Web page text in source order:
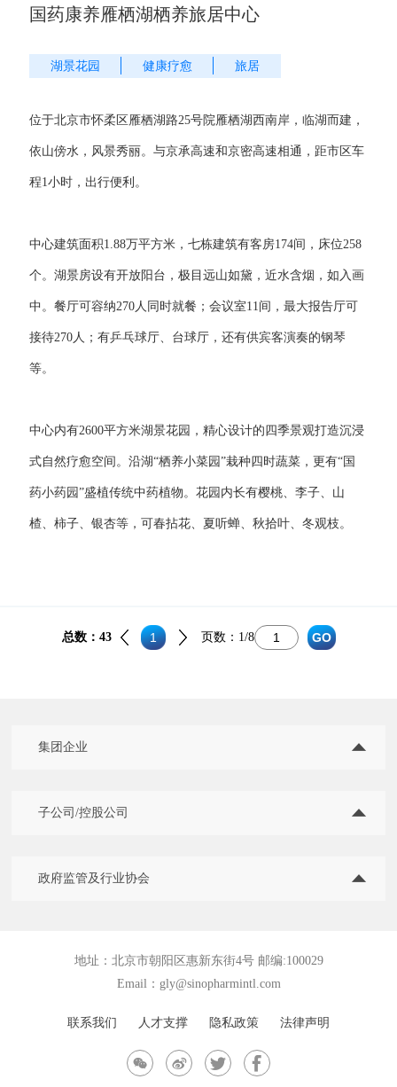
国药康养雁栖湖栖养旅居中心
湖景花园 健康疗愈 旅居
位于北京市怀柔区雁栖湖路25号院雁栖湖西南岸，临湖而建，
依山傍水，风景秀丽。与京承高速和京密高速相通，距市区车
程1小时，出行便利。
中心建筑面积1.88万平方米，七栋建筑有客房174间，床位258
个。湖景房设有开放阳台，极目远山如黛，近水含烟，如入画
中。餐厅可容纳270人同时就餐；会议室11间，最大报告厅可
接待270人；有乒乓球厅、台球厅，还有供宾客演奏的钢琴
等。
中心内有2600平方米湖景花园，精心设计的四季景观打造沉浸
式自然疗愈空间。沿湖“栖养小菜园”栽种四时蔬菜，更有“国
药小药园”盛植传统中药植物。花园内长有樱桃、李子、山
楂、柿子、银杏等，可春拈花、夏听蝉、秋拾叶、冬观枝。
总数：43 1 页数： 1/8
集团企业
子公司/控股公司
政府监管及行业协会
地址：北京市朝阳区惠新东街4号 邮编:100029
Email： gly@sinopharmintl.com
联系我们 人才支撑 隐私政策 法律声明